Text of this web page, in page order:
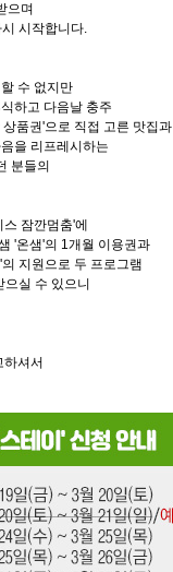
으며
시작합니다.
수 없지만
하고 다음날 충주
품권'으로 직접 고른 맛집과
을 리프레시하는
분들의
잠깐멈춤'에
'온샘'의 1개월 이용권과
지원으로 두 프로그램
실 수 있으니
하셔서